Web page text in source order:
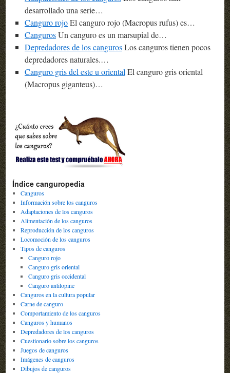
desarrollado una serie…
Canguro rojoEl canguro rojo (Macropus rufus) es…
CangurosUn canguro es un marsupial de…
Depredadores de los cangurosLos canguros tienen pocos
depredadores naturales.…
Canguro gris del este u oriental El canguro gris oriental
(Macropus giganteus)…
Índice canguropedia
Canguros
Información sobre los canguros
Adaptaciones de los canguros
Alimentación de los canguros
Reproducción de los canguros
Locomoción de los canguros
Tipos de canguros
Canguro rojo
Canguro gris oriental
Canguro gris occidental
Canguro antilopine
Canguros en la cultura popular
Carne de canguro
Comportamiento de los canguros
Canguros y humanos
Depredadores de los canguros
Cuestionario sobre los canguros
Juegos de canguros
Imágenes de canguros
Dibujos de canguros